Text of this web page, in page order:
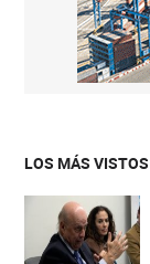
LOS MÁS VISTOS